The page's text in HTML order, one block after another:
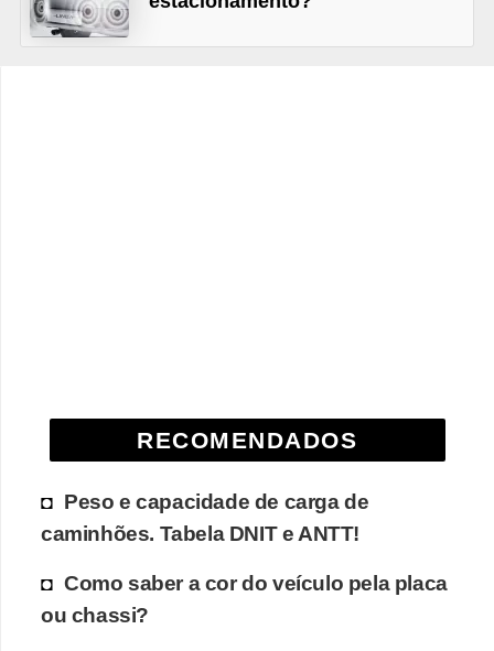
RECOMENDADOS
Peso e capacidade de carga de
caminhões. Tabela DNIT e ANTT!
Como saber a cor do veículo pela placa
ou chassi?
i
d
C
o
m
p